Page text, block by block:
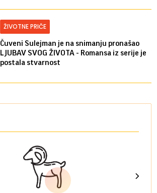
ŽIVOTNE PRIČE
Čuveni Sulejman je na snimanju pronašao
LJUBAV SVOG ŽIVOTA - Romansa iz serije je
postala stvarnost